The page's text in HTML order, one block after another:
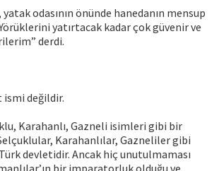
odasının önünde hanedanın mensup
yatırtacak kadar çok güvenir ve
derdi.
değildir.
Karahanlı, Gazneli isimleri gibi bir
Selçuklular, Karahanlılar, Gazneliler gibi
devletidir. Ancak hiç unutulmaması